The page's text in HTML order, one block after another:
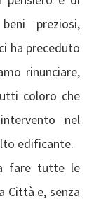
preziosi,
ha preceduto
rinunciare,
coloro che
nel
edificante.
a fare tutte le
Città e, senza